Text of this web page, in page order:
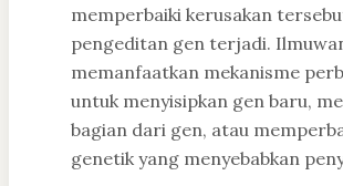
memperbaiki kerusakan
pengeditan gen terjadi.
memanfaatkan mekanisme
untuk menyisipkan gen baru,
bagian dari gen, atau
genetik yang menyebabkan